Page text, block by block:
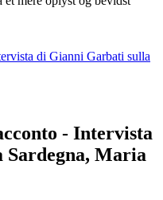
- Intervista
Maria